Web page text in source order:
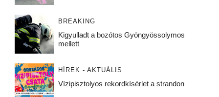
BREAKING
Kigyulladt a bozótos Gyöngyössolymos
mellett
HÍREK - AKTUÁLIS
Vízipisztolyos rekordkísérlet a strandon